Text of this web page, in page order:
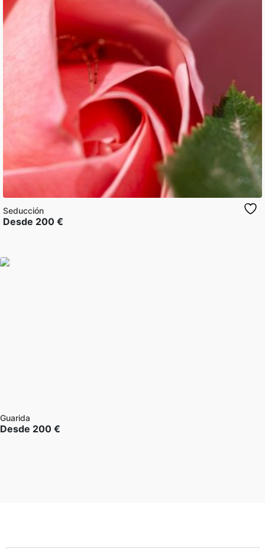
Seducción
Desde 200 €
Guarida
Desde 200 €